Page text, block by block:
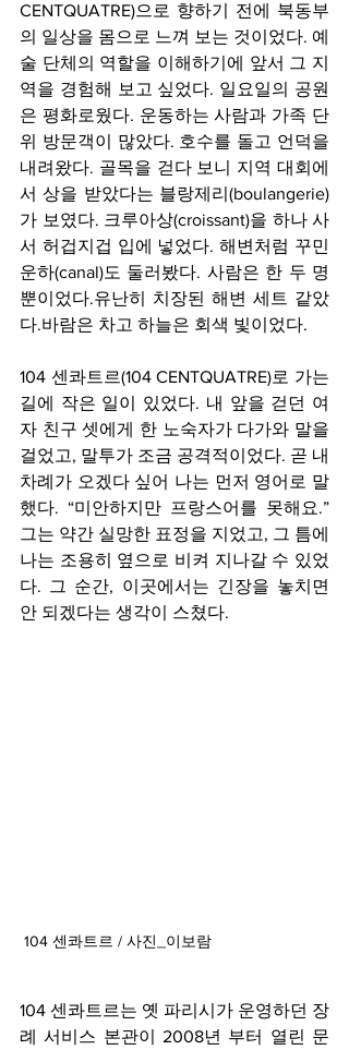
CENTQUATRE)으로 향하기 전에 북동부
의 일상을 몸으로 느껴 보는 것이었다. 예
술 단체의 역할을 이해하기에 앞서 그 지
역을 경험해 보고 싶었다. 일요일의 공원
은 평화로웠다. 운동하는 사람과 가족 단
위 방문객이 많았다. 호수를 돌고 언덕을
내려왔다. 골목을 걷다 보니 지역 대회에
서 상을 받았다는 블랑제리(boulangerie)
가 보였다. 크루아상(croissant)을 하나 사
서 허겁지겁 입에 넣었다. 해변처럼 꾸민
운하(canal)도 둘러봤다. 사람은 한 두 명
뿐이었다.유난히 치장된 해변 세트 같았
다.바람은 차고 하늘은 회색 빛이었다.
104 센콰트르(104 CENTQUATRE)로 가는
길에 작은 일이 있었다. 내 앞을 걷던 여
자 친구 셋에게 한 노숙자가 다가와 말을
걸었고, 말투가 조금 공격적이었다. 곧 내
차례가 오겠다 싶어 나는 먼저 영어로 말
했다. “미안하지만 프랑스어를 못해요.”
그는 약간 실망한 표정을 지었고, 그 틈에
나는 조용히 옆으로 비켜 지나갈 수 있었
다. 그 순간, 이곳에서는 긴장을 놓치면
안 되겠다는 생각이 스쳤다.
104 센콰트르 / 사진_이보람
104 센콰트르는 옛 파리시가 운영하던 장
례 서비스 본관이 2008년 부터 열린 문